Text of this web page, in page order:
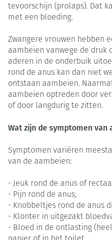
tevoorschijn (prolaps). Dat
met een bloeding.
Zwangere vrouwen hebben
aambeien vanwege de druk
aderen in de onderbuik
rond de anus kan dan niet
ontstaan aambeien.
aambeien optreden door
of door langdurig te zitten.
Wat zijn de symptomen van
Symptomen variëren
van de aambeien:
- Jeuk rond de anus of
- Pijn rond de anus;
- Knobbeltjes rond de anus
- Klonter in uitgezakt
- Bloed in de ontlasting